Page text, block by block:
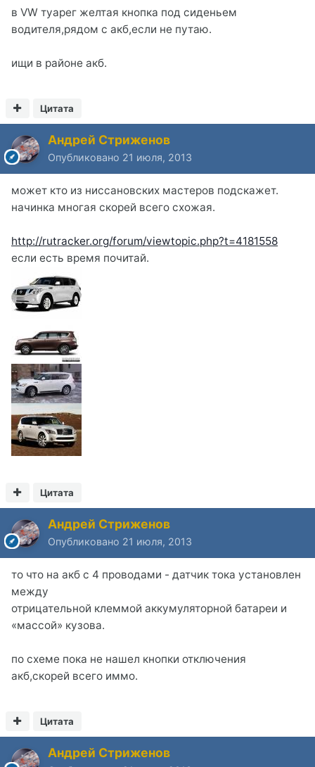
в VW туарег желтая кнопка под сиденьем
водителя,рядом с акб,если не путаю.
ищи в районе акб.
Цитата
Андрей Стриженов
Опубликовано 21 июля, 2013
может кто из ниссановских мастеров подскажет.
начинка многая скорей всего схожая.
http://rutracker.org/forum/viewtopic.php?t=4181558
если есть время почитай.
Цитата
Андрей Стриженов
Опубликовано 21 июля, 2013
то что на акб с 4 проводами - датчик тока установлен
между
отрицательной клеммой аккумуляторной батареи и
«массой» кузова.
по схеме пока не нашел кнопки отключения
акб,скорей всего иммо.
Цитата
Андрей Стриженов